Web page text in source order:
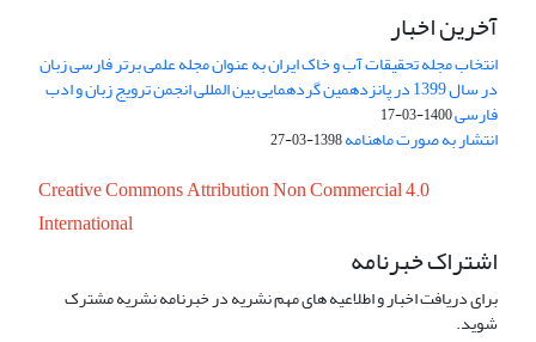
آخرین اخبار
انتخاب مجله تحقیقات آب و خاک ایران به عنوان مجله علمی برتر فارسی زبان
در سال 1399 در پانزدهمین گردهمایی بین المللی انجمن ترویج زبان و ادب
فارسی1400-03-17
انتشار به صورت ماهنامه1398-03-27
Creative Commons Attribution Non Commercial 4.0
International
اشتراک خبرنامه
برای دریافت اخبار و اطلاعیه های مهم نشریه در خبرنامه نشریه مشترک
شوید.